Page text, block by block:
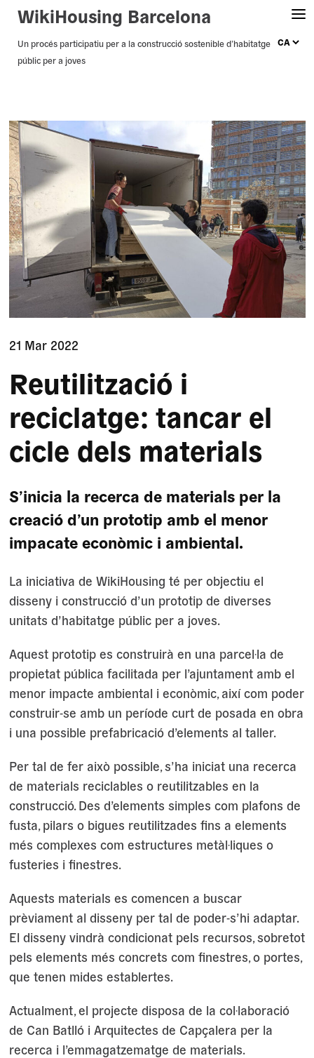
Skip
WikiHousing Barcelona
Un procés participatiu per a la construcció sostenible d’habitatge
públic per a joves
21 Mar 2022
Reutilització i
reciclatge: tancar el
cicle dels materials
S’inicia la recerca de materials per la
creació d’un prototip amb el menor
impacate econòmic i ambiental.
La iniciativa de WikiHousing té per objectiu el
disseny i construcció d’un prototip de diverses
unitats d’habitatge públic per a joves.
Aquest prototip es construirà en una parcel·la de
propietat pública facilitada per l’ajuntament amb el
menor impacte ambiental i econòmic, així com poder
construir-se amb un període curt de posada en obra
i una possible prefabricació d’elements al taller.
Per tal de fer això possible, s’ha iniciat una recerca
de materials reciclables o reutilitzables en la
construcció. Des d’elements simples com plafons de
fusta, pilars o bigues reutilitzades fins a elements
més complexes com estructures metàl·liques o
fusteries i finestres.
Aquests materials es comencen a buscar
prèviament al disseny per tal de poder-s’hi adaptar.
El disseny vindrà condicionat pels recursos, sobretot
pels elements més concrets com finestres, o portes,
que tenen mides establertes.
Actualment, el projecte disposa de la col·laboració
de Can Batlló i Arquitectes de Capçalera per la
recerca i l’emmagatzematge de materials.